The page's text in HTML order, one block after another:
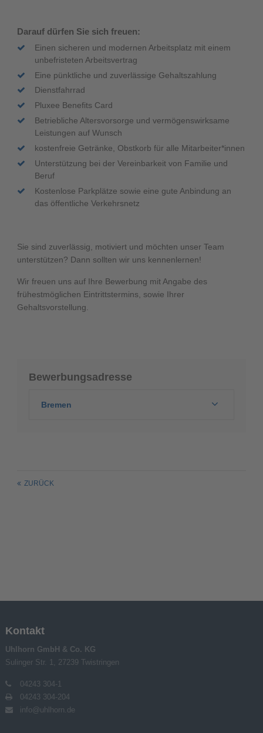
Darauf dürfen Sie sich freuen:
Einen sicheren und modernen Arbeitsplatz mit einem
unbefristeten Arbeitsvertrag
Eine pünktliche und zuverlässige Gehaltszahlung
Dienstfahrrad
Pluxee Benefits Card
Betriebliche Altersvorsorge und vermögenswirksame
Leistungen auf Wunsch
kostenfreie Getränke, Obstkorb für alle Mitarbeiter*innen
Unterstützung bei der Vereinbarkeit von Familie und
Beruf
Kostenlose Parkplätze sowie eine gute Anbindung an
das öffentliche Verkehrsnetz
Sie sind zuverlässig, motiviert und möchten unser Team
unterstützen? Dann sollten wir uns kennenlernen!
Wir freuen uns auf Ihre Bewerbung mit Angabe des
frühestmöglichen Eintrittstermins, sowie Ihrer
Gehaltsvorstellung.
Bewerbungsadresse
Bremen
ZURÜCK
Kontakt
Uhlhorn GmbH & Co. KG
Sulinger Str. 1, 27239 Twistringen
04243 304-1
04243 304-204
info@uhlhorn.de